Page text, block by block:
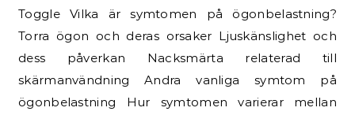
Toggle Vilka är symtomen på ögonbelastning?
Torra ögon och deras orsaker Ljuskänslighet och
dess påverkan Nacksmärta relaterad till
skärmanvändning Andra vanliga symtom på
ögonbelastning Hur symtomen varierar mellan